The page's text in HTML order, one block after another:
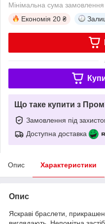
Мінімальна сума
Економія 20 ₴
Що таке купити з
Замовлення під
Доступна доставка
Опис Характеристики
Опис
Яскраві браслети,